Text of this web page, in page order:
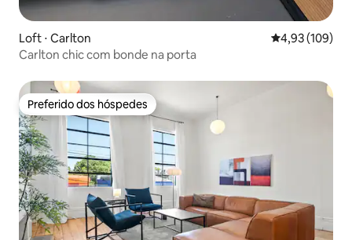
Loft ⋅ Carlton 4,93 de uma
4,93 (109)
Carlton chic com bonde na porta
Preferido dos hóspedes
Preferido dos hóspedes